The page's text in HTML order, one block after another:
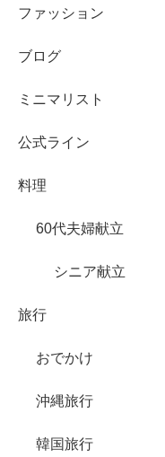
ファッション
ブログ
ミニマリスト
公式ライン
料理
60代夫婦献立
シニア献立
旅行
おでかけ
沖縄旅行
韓国旅行